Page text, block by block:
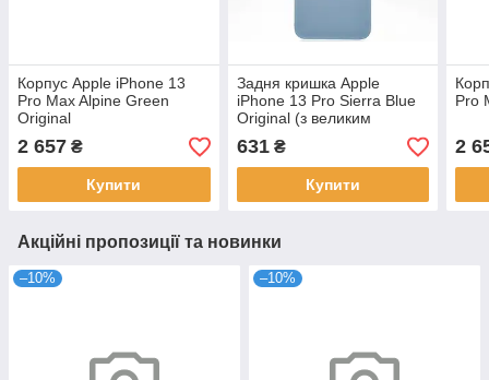
Корпус Apple iPhone 13
Pro Max Alpine Green
Original
2 657 ₴
Купити
Задня кришка Apple
iPhone 13 Pro Sierra Blue
Original (з великим
631₴
Купити
Pro
2
Акційні пропозиції та новинки
–10% –10%